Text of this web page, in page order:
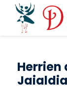
Pasar al
Herrien
Jaialdia